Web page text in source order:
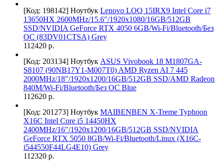
[Код: 198142] Ноутбук Lenovo LOQ 15IRX9 Intel Core i7
13650HX 2600MHz/15.6"/1920x1080/16GB/512GB
SSD/NVIDIA GeForce RTX 4050 6GB/Wi-Fi/Bluetooth/Без
ОС (83DV01CTSA) Grey
112420 р.
[Код: 203134] Ноутбук ASUS Vivobook 18 M1807GA-
S8107 (90NB17Y1-M007T0) AMD Ryzen AI 7 445
2000MHz/18"/1920x1200/16GB/512GB SSD/AMD Radeon
840M/Wi-Fi/Bluetooth/Без ОС Blue
112620 р.
[Код: 201273] Ноутбук MAIBENBEN X-Treme Typhoon
X16C Intel Core i5 14450HX
2400MHz/16"/1920x1200/16GB/512GB SSD/NVIDIA
GeForce RTX 5050 8GB/Wi-Fi/Bluetooth/Linux (X16C-
i544550F44LG4E10) Grey
112320 р.